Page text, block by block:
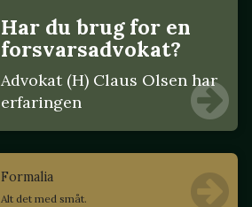
Har du brug for en
forsvarsadvokat?
Advokat (H) Claus Olsen har
erfaringen
Formalia
Alt det med småt.